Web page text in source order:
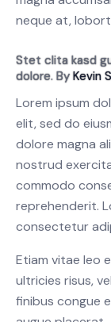
neque at,
Stet clita kasd
dolore. ByKevin
Lorem ipsum
elit, sed do
dolore magna
nostrud
commodo
reprehenderit.
consectetur
Etiam vitae leo
ultricies risus,
finibus congue